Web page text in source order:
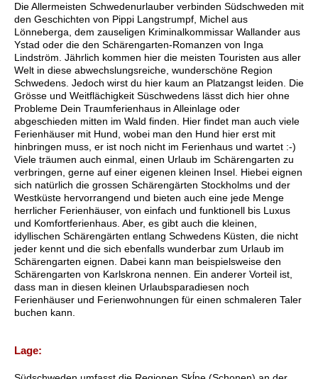
Die Allermeisten Schwedenurlauber verbinden Südschweden mit
den Geschichten von Pippi Langstrumpf, Michel aus
Lönneberga, dem zauseligen Kriminalkommissar Wallander aus
Ystad oder die den Schärengarten-Romanzen von Inga
Lindström. Jährlich kommen hier die meisten Touristen aus aller
Welt in diese abwechslungsreiche, wunderschöne Region
Schwedens. Jedoch wirst du hier kaum an Platzangst leiden. Die
Grösse und Weitflächigkeit Süschwedens lässt dich hier ohne
Probleme Dein Traumferienhaus in Alleinlage oder
abgeschieden mitten im Wald finden. Hier findet man auch viele
Ferienhäuser mit Hund, wobei man den Hund hier erst mit
hinbringen muss, er ist noch nicht im Ferienhaus und wartet :-)
Viele träumen auch einmal, einen Urlaub im Schärengarten zu
verbringen, gerne auf einer eigenen kleinen Insel. Hiebei eignen
sich natürlich die grossen Schärengärten Stockholms und der
Westküste hervorrangend und bieten auch eine jede Menge
herrlicher Ferienhäuser, von einfach und funktionell bis Luxus
und Komfortferienhaus. Aber, es gibt auch die kleinen,
idyllischen Schärengärten entlang Schwedens Küsten, die nicht
jeder kennt und die sich ebenfalls wunderbar zum Urlaub im
Schärengarten eignen. Dabei kann man beispielsweise den
Schärengarten von Karlskrona nennen. Ein anderer Vorteil ist,
dass man in diesen kleinen Urlaubsparadiesen noch
Ferienhäuser und Ferienwohnungen für einen schmaleren Taler
buchen kann.
Lage: